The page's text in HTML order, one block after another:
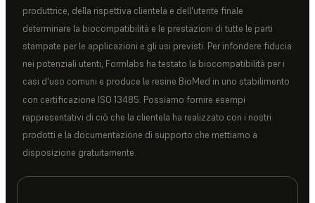
produttrice, della rispettiva clientela e dell'utente finale
determinare la biocompatibilità e le prestazioni di tutte le parti
stampate per le applicazioni e gli usi previsti. Per infondere fiducia
nei potenziali utenti, Formlabs ha testato la biocompatibilità per i
casi d'uso comuni e produce le resine BioMed in uno stabilimento
con certificazione ISO 13485. Possiamo fornire esempi
rappresentativi di ciò che la clientela ha realizzato con i nostri
prodotti e la documentazione di supporto che mettiamo a
disposizione gratuitamente.